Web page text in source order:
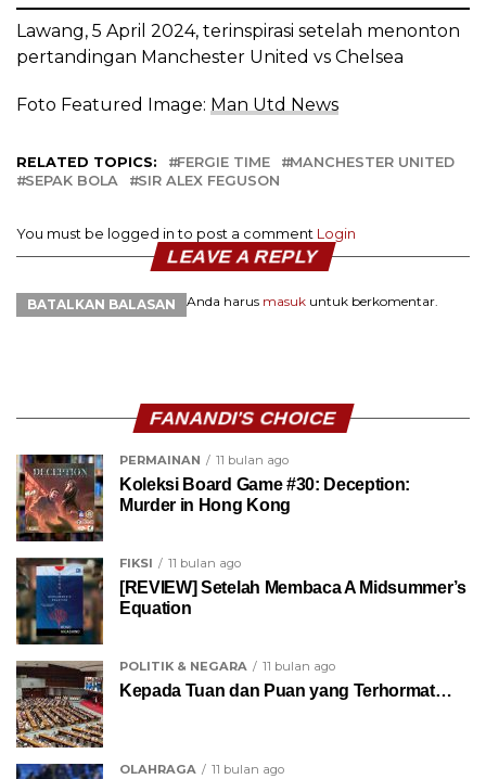
Lawang, 5 April 2024, terinspirasi setelah menonton
pertandingan Manchester United vs Chelsea
Foto Featured Image: Man Utd News
RELATED TOPICS: FERGIE TIME
MANCHESTER UNITED
SEPAK BOLA
SIR ALEX FEGUSON
You must be logged in to post a comment Login
LEAVE A REPLY
BATALKAN BALASAN Anda harus masuk untuk berkomentar.
FANANDI'S CHOICE
PERMAINAN 11 bulan ago
Koleksi Board Game #30: Deception:
Murder in Hong Kong
FIKSI 11 bulan ago
[REVIEW] Setelah Membaca A Midsummer’s
Equation
POLITIK & NEGARA 11 bulan ago
Kepada Tuan dan Puan yang Terhormat…
OLAHRAGA 11 bulan ago